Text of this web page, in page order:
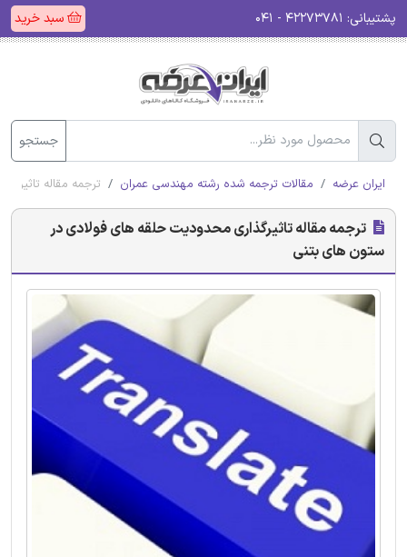
پشتیبانی: سبد خرید
جستجو
ایران عرضه مقالات ترجمه شده رشته مهندسی عمران ترجمه مقاله
ترجمه مقاله تاثیرگذاری محدودیت حلقه های فولادی در
ستون های بتنی